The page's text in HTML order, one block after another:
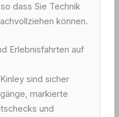
dass Sie Technik
können.
Erlebnisfahrten auf
sind sicher
markierte
und